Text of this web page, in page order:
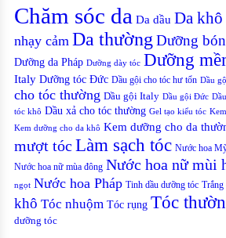
Chăm sóc da Da dầu Da khô
nhạy cảm Da thường Dưỡng
Dưỡng da Pháp Dưỡng dày tóc Dưỡng
Italy Dưỡng tóc Đức Dầu gội cho tóc hư tổn Dầu
cho tóc thường Dầu gội Italy Dầu gội Đức
tóc khô Dầu xả cho tóc thường Gel tạo kiểu tóc
Kem dưỡng cho da khô Kem dưỡng cho da
mượt tóc Làm sạch tóc Nước hoa
Nước hoa nữ mùa đông Nước hoa nữ mùi
ngọt Nước hoa Pháp Tinh dầu dưỡng tóc Trắng
khô Tóc nhuộm Tóc rụng Tóc
dưỡng tóc